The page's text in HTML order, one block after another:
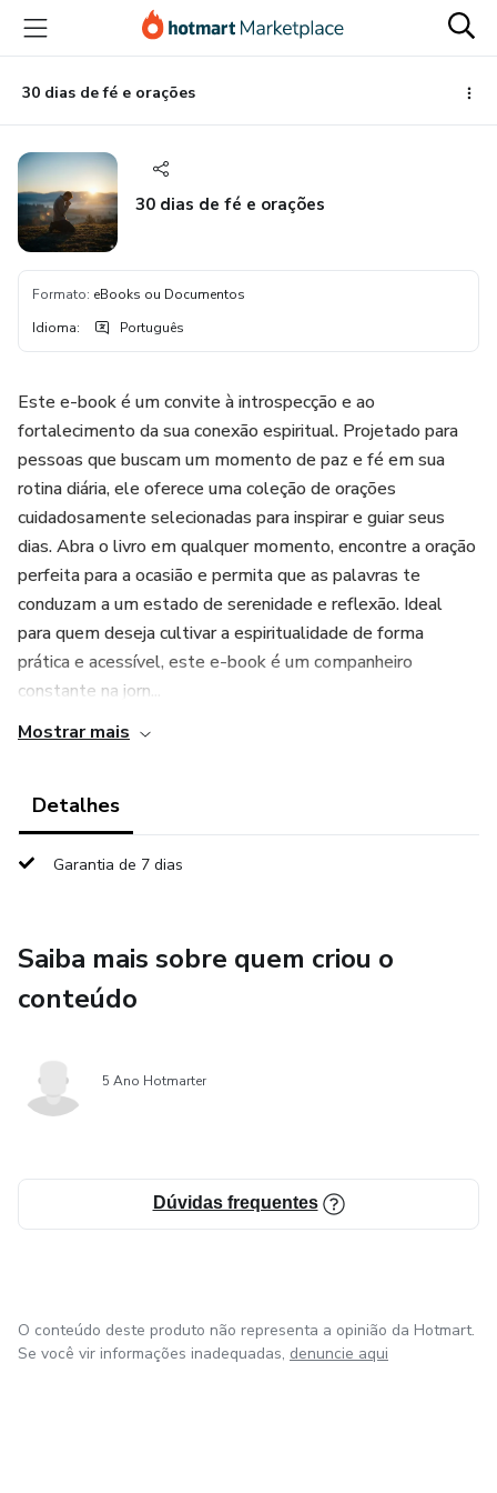
para
conteúdo
principal
para
pagamento
para
rodapé
30 dias de fé e orações
30 dias de fé e orações
Formato: eBooks ou Documentos
Idioma: Português
Este e-book é um convite à introspecção e ao
fortalecimento da sua conexão espiritual. Projetado para
pessoas que buscam um momento de paz e fé em sua
rotina diária, ele oferece uma coleção de orações
cuidadosamente selecionadas para inspirar e guiar seus
dias. Abra o livro em qualquer momento, encontre a oração
perfeita para a ocasião e permita que as palavras te
conduzam a um estado de serenidade e reflexão. Ideal
para quem deseja cultivar a espiritualidade de forma
prática e acessível, este e-book é um companheiro
constante na jorn...
Mostrar mais
Detalhes
Garantia de 7 dias
Saiba mais sobre quem criou o
conteúdo
5 Ano Hotmarter
Dúvidas frequentes
O conteúdo deste produto não representa a opinião da Hotmart.
Se você vir informações inadequadas, denuncie aqui